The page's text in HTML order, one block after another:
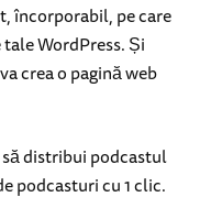
încorporabil, pe care
WordPress. Și
crea o pagină web
să distribui podcastul
podcasturi cu 1 clic.